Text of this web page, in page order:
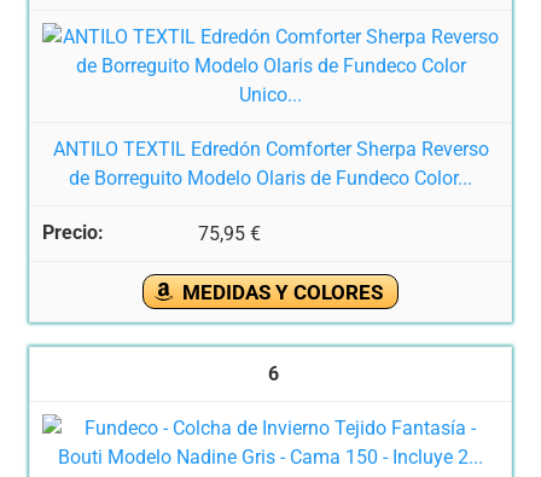
ANTILO TEXTIL Edredón Comforter Sherpa Reverso
de Borreguito Modelo Olaris de Fundeco Color...
75,95 €
MEDIDAS Y COLORES
6